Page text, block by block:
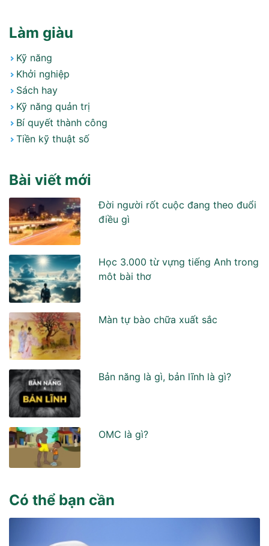
Làm giàu
Kỹ năng
Khởi nghiệp
Sách hay
Kỹ năng quản trị
Bí quyết thành công
Tiền kỹ thuật số
Bài viết mới
Đời người rốt cuộc đang theo đuổi
điều gì
Học 3.000 từ vựng tiếng Anh trong
môt bài thơ
Màn tự bào chữa xuất sắc
Bản năng là gì, bản lĩnh là gì?
OMC là gì?
Có thể bạn cần